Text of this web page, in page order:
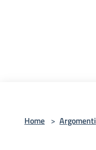
Home > Argomenti